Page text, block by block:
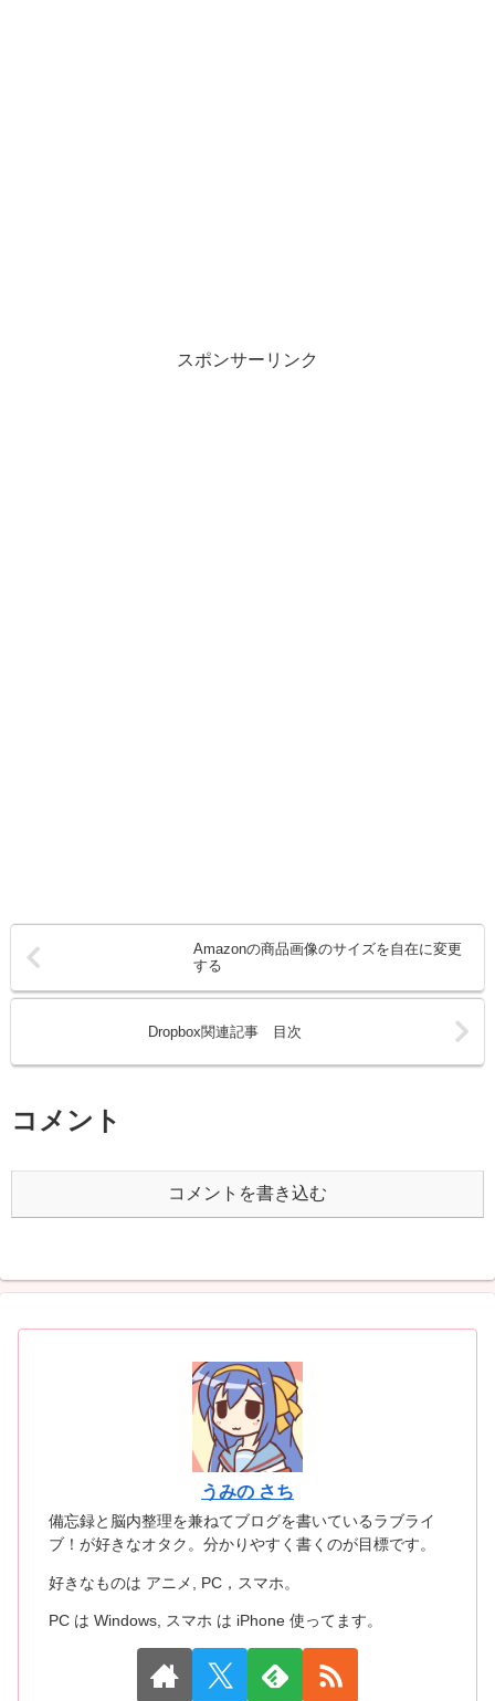
スポンサーリンク
Amazonの商品画像のサイズを自在に変更
する
Dropbox関連記事 目次
コメント
コメントを書き込む
うみの さち
備忘録と脳内整理を兼ねてブログを書いているラブライ
ブ！が好きなオタク。分かりやすく書くのが目標です。
好きなものは アニメ, PC，スマホ。
PC は Windows, スマホ は iPhone 使ってます。